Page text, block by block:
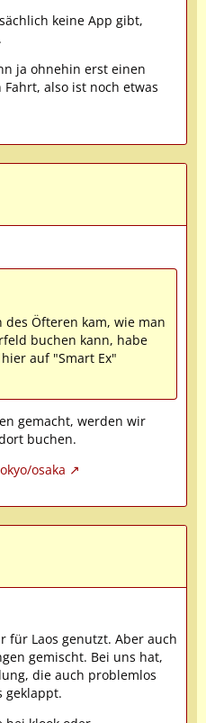
keine App gibt,
ja ohnehin erst einen
also ist noch etwas
des Öfteren kam, wie man
buchen kann, habe
auf "Smart Ex"
gemacht, werden wir
buchen.
osaka
für Laos genutzt. Aber auch
gemischt. Bei uns hat,
die auch problemlos
geklappt.